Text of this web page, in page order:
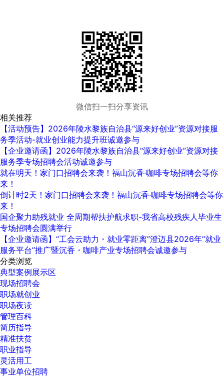
微信扫一扫分享资讯
相关推荐
【活动预告】2026年陵水黎族自治县“源来好创业”资源对接服
务季活动-就业创业能力提升班诚邀参与
【企业邀请函】2026年陵水黎族自治县“源来好创业”资源对接
服务季专场招聘会活动诚邀参与
就在明天！家门口招聘会来袭！福山沉香·咖啡专场招聘会等你
来！
倒计时2天！家门口招聘会来袭！福山沉香·咖啡专场招聘会等你
来！
国企聚力助残就业 全周期帮扶护航求职-我省高校残疾人毕业生
专场招聘会圆满举行
【企业邀请函】“工会云助力・就业零距离”澄迈县2026年“就业
服务平台”推广暨沉香・咖啡产业专场招聘会诚邀参与
分类浏览
典型案例展示区
现场招聘会
职场就创业
职场夜读
管理百科
简历指导
精准扶贫
职业指导
灵活用工
事业单位招聘